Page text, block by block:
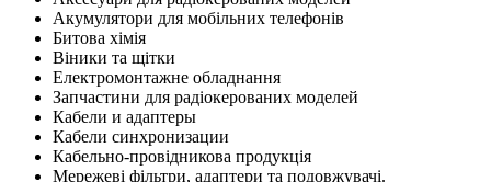
Акумулятори для мобільних телефонів
Битова хімія
Віники та щітки
Електромонтажне обладнання
Запчастини для радіокерованих моделей
Кабели и адаптеры
Кабели синхронизации
Кабельно-провідникова продукція
Мережеві фільтри, адаптери та подовжувачі.